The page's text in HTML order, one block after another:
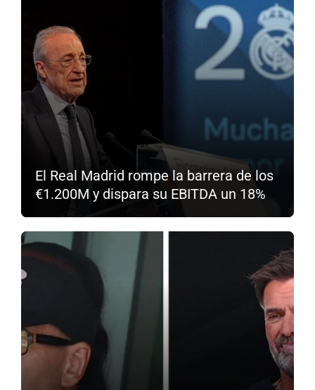
El Real Madrid rompe la barrera de los
€1.200M y dispara su EBITDA un 18%